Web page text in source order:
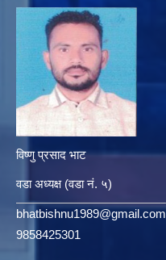
विष्णु प्रसाद भाट
वडा अध्यक्ष (वडा नं. ५)
bhatbishnu1989@gmail.com
9858425301